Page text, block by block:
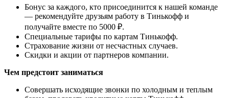
Бонус за каждого, кто присоединится к нашей команде
— рекомендуйте друзьям работу в Тинькофф и
получайте вместе по 5000 ₽.
Специальные тарифы по картам Тинькофф.
Страхование жизни от несчастных случаев.
Скидки и акции от партнеров компании.
Чем предстоит заниматься
Совершать исходящие звонки по холодным и теплым